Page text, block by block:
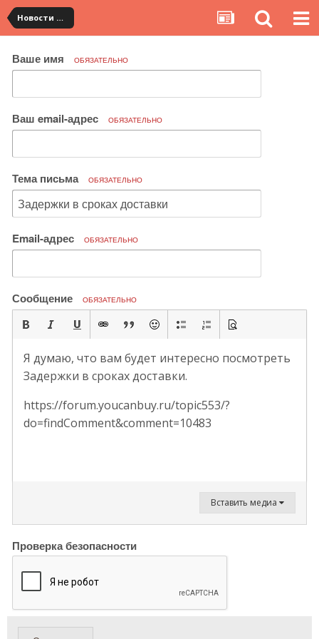
Новости сервиса
Ваше имя ОБЯЗАТЕЛЬНО
Ваш email-адрес ОБЯЗАТЕЛЬНО
Тема письма ОБЯЗАТЕЛЬНО
Email-адрес ОБЯЗАТЕЛЬНО
Сообщение ОБЯЗАТЕЛЬНО
Я думаю, что вам будет интересно посмотреть
Задержки в сроках доставки.
https://forum.youcanbuy.ru/topic553/?
do=findComment&comment=10483
Вставить медиа
Проверка безопасности